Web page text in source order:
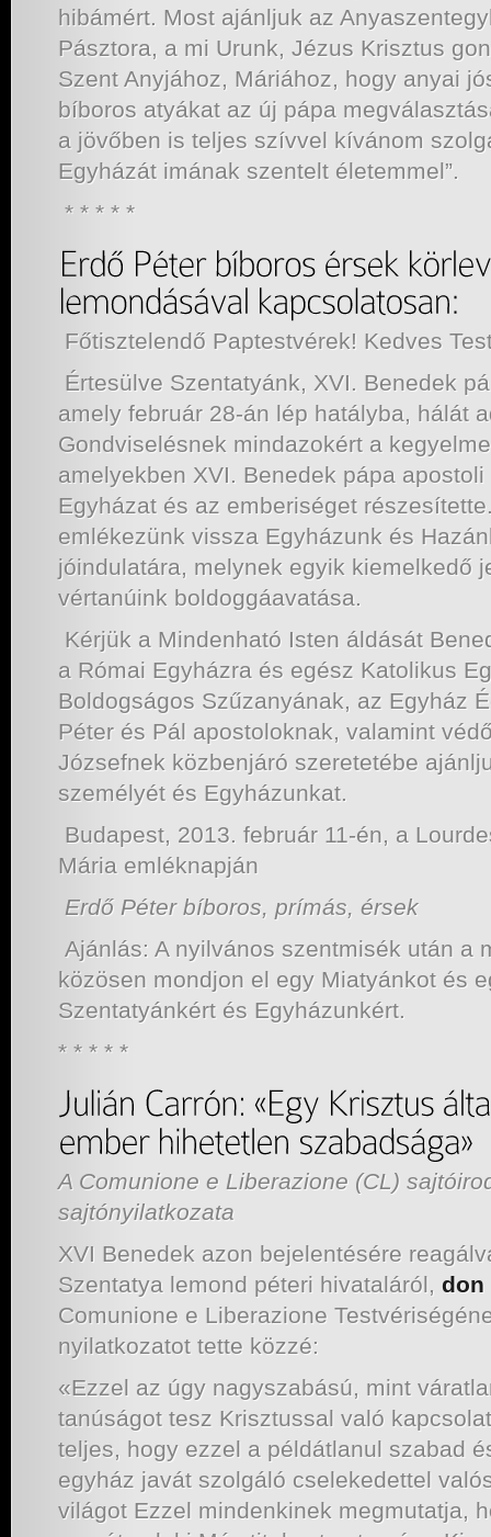
hibámért. Most ajánljuk az
Pásztora, a mi Urunk, Jézus Krisztus
Szent Anyjához, Máriához, hogy anyai
bíboros atyákat az új pápa
a jövőben is teljes szívvel kívánom
Egyházát imának szentelt életemmel”.
* * * * *
Főtisztelendő Paptestvérek! Kedves
Értesülve Szentatyánk, XVI. Benedek
amely február 28-án lép hatályba, hálát
Gondviselésnek mindazokért a
amelyekben XVI. Benedek pápa
Egyházat és az emberiséget
emlékezünk vissza Egyházunk és
jóindulatára, melynek egyik kiemelkedő
vértanúink boldoggáavatása.
Kérjük a Mindenható Isten áldását
a Római Egyházra és egész Katolikus
Boldogságos Szűzanyának, az Egyház
Péter és Pál apostoloknak, valamint
Józsefnek közbenjáró szeretetébe
személyét és Egyházunkat.
Budapest, 2013. február 11-én, a
Mária emléknapján
Erdő Péter bíboros, prímás, érsek
Ajánlás: A nyilvános szentmisék után a
közösen mondjon el egy Miatyánkot és
Szentatyánkért és Egyházunkért.
* * * * *
A Comunione e Liberazione (CL)
sajtónyilatkozata
XVI Benedek azon bejelentésére
Szentatya lemond péteri hivataláról, don
Comunione e Liberazione
nyilatkozatot tette közzé:
«Ezzel az úgy nagyszabású, mint
tanúságot tesz Krisztussal való
teljes, hogy ezzel a példátlanul szabad
egyház javát szolgáló cselekedettel
világot Ezzel mindenkinek megmutatja,